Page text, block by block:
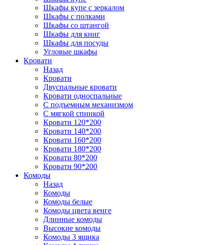
Шкафы купе с зеркалом
Шкафы с полками
Шкафы со штангой
Шкафы для книг
Шкафы для посуды
Угловые шкафы
Кровати
Назад
Кровати
Двуспальные кровати
Кровати односпальные
С подъемным механизмом
С мягкой спинкой
Кровати 120*200
Кровати 140*200
Кровати 160*200
Кровати 180*200
Кровати 80*200
Кровати 90*200
Комоды
Назад
Комоды
Комоды белые
Комоды цвета венге
Длинные комоды
Высокие комоды
Комоды 3 ящика